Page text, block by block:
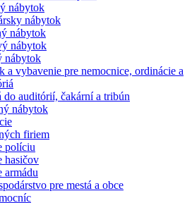
nábytok
nábytok
nábytok
nábytok
nábytok
a vybavenie pre nemocnice, ordinácie a
do auditórií, čakární a tribún
nábytok
firiem
políciu
hasičov
armádu
pre mestá a obce